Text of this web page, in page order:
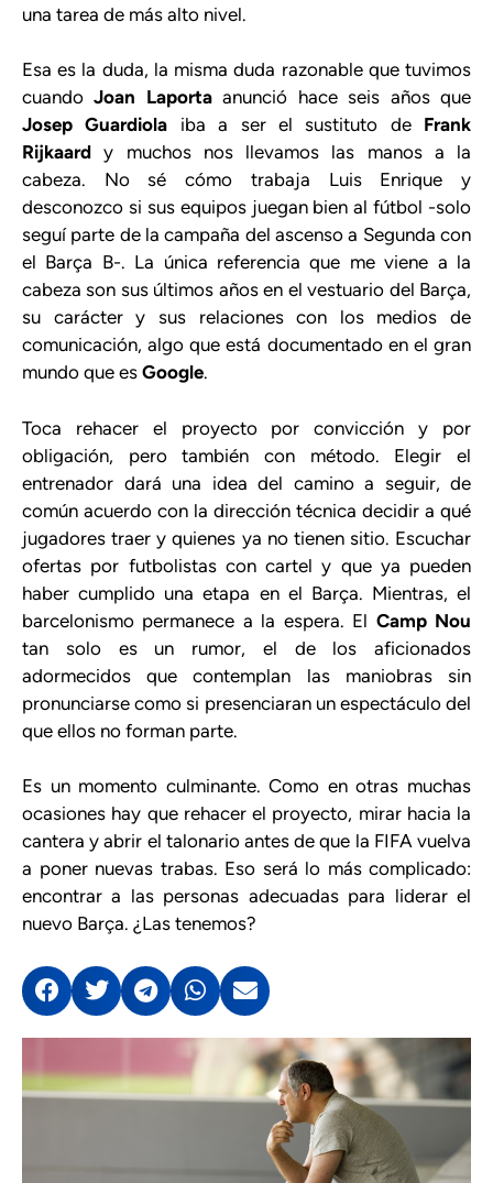
una tarea de más alto nivel.
Esa es la duda, la misma duda razonable que tuvimos
cuandoJoan Laportaanunció hace seis años que
Josep Guardiola iba a ser el sustituto de Frank
Rijkaard y muchos nos llevamos las manos a la
cabeza. No sé cómo trabaja Luis Enrique y
desconozco si sus equipos juegan bien al fútbol -solo
seguí parte de la campaña del ascenso a Segunda con
el Barça B-. La única referencia que me viene a la
cabeza son sus últimos años en el vestuario del Barça,
su carácter y sus relaciones con los medios de
comunicación, algo que está documentado en el gran
mundo que es Google.
Toca rehacer el proyecto por convicción y por
obligación, pero también con método. Elegir el
entrenador dará una idea del camino a seguir, de
común acuerdo con la dirección técnica decidir a qué
jugadores traer y quienes ya no tienen sitio. Escuchar
ofertas por futbolistas con cartel y que ya pueden
haber cumplido una etapa en el Barça. Mientras, el
barcelonismo permanece a la espera. El Camp Nou
tan solo es un rumor, el de los aficionados
adormecidos que contemplan las maniobras sin
pronunciarse como si presenciaran un espectáculo del
que ellos no forman parte.
Es un momento culminante. Como en otras muchas
ocasiones hay que rehacer el proyecto, mirar hacia la
cantera y abrir el talonario antes de que la FIFA vuelva
a poner nuevas trabas. Eso será lo más complicado:
encontrar a las personas adecuadas para liderar el
nuevo Barça. ¿Las tenemos?